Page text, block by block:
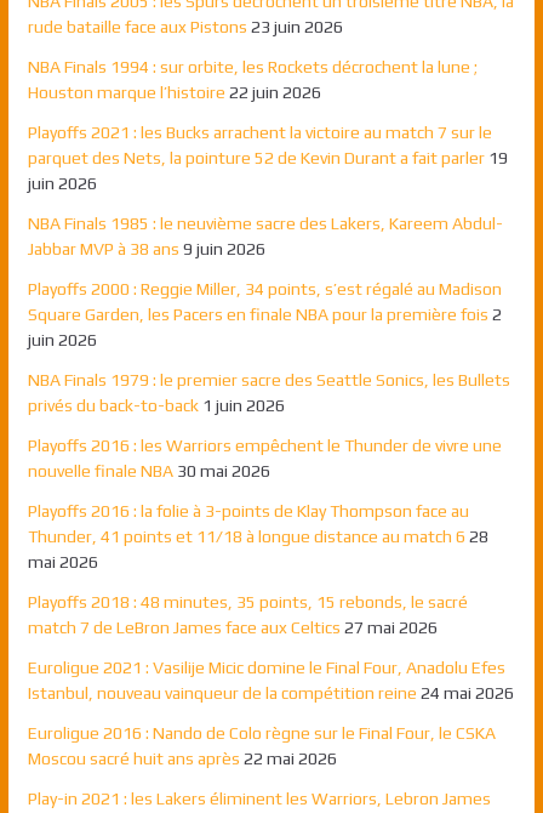
rude bataille face aux Pistons 23 juin 2026
NBA Finals 1994 : sur orbite, les Rockets décrochent la lune ;
Houston marque l’histoire 22 juin 2026
Playoffs 2021 : les Bucks arrachent la victoire au match 7 sur le
parquet des Nets, la pointure 52 de Kevin Durant a fait parler 19
juin 2026
NBA Finals 1985 : le neuvième sacre des Lakers, Kareem Abdul-
Jabbar MVP à 38 ans 9 juin 2026
Playoffs 2000 : Reggie Miller, 34 points, s’est régalé au Madison
Square Garden, les Pacers en finale NBA pour la première fois 2
juin 2026
NBA Finals 1979 : le premier sacre des Seattle Sonics, les Bullets
privés du back-to-back 1 juin 2026
Playoffs 2016 : les Warriors empêchent le Thunder de vivre une
nouvelle finale NBA 30 mai 2026
Playoffs 2016 : la folie à 3-points de Klay Thompson face au
Thunder, 41 points et 11/18 à longue distance au match 6 28
mai 2026
Playoffs 2018 : 48 minutes, 35 points, 15 rebonds, le sacré
match 7 de LeBron James face aux Celtics 27 mai 2026
Euroligue 2021 : Vasilije Micic domine le Final Four, Anadolu Efes
Istanbul, nouveau vainqueur de la compétition reine 24 mai 2026
Euroligue 2016 : Nando de Colo règne sur le Final Four, le CSKA
Moscou sacré huit ans après 22 mai 2026
Play-in 2021 : les Lakers éliminent les Warriors, Lebron James